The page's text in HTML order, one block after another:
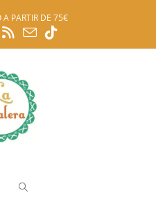
A PARTIR DE 75€